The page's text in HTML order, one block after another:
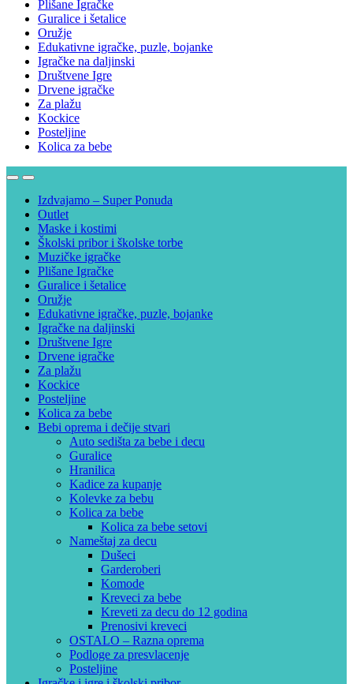
Plišane Igračke
Guralice i šetalice
Oružje
Edukativne igračke, puzle, bojanke
Igračke na daljinski
Društvene Igre
Drvene igračke
Za plažu
Kockice
Posteljine
Kolica za bebe
Izdvajamo – Super Ponuda
Outlet
Maske i kostimi
Školski pribor i školske torbe
Muzičke igračke
Plišane Igračke
Guralice i šetalice
Oružje
Edukativne igračke, puzle, bojanke
Igračke na daljinski
Društvene Igre
Drvene igračke
Za plažu
Kockice
Posteljine
Kolica za bebe
Bebi oprema i dečije stvari
Auto sedišta za bebe i decu
Guralice
Hranilica
Kadice za kupanje
Kolevke za bebu
Kolica za bebe
Kolica za bebe setovi
Nameštaj za decu
Dušeci
Garderoberi
Komode
Kreveci za bebe
Kreveti za decu do 12 godina
Prenosivi kreveci
OSTALO – Razna oprema
Podloge za presvlacenje
Posteljine